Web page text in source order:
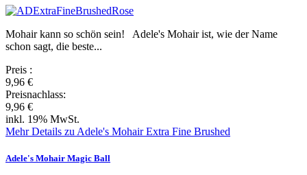
Mohair kann so schön sein! Adele's Mohair ist, wie der Name
schon sagt, die beste...
Preis :
9,96 €
Preisnachlass:
9,96 €
inkl. 19% MwSt.
Mehr Details zu Adele's Mohair Extra Fine Brushed
Adele's Mohair Magic Ball